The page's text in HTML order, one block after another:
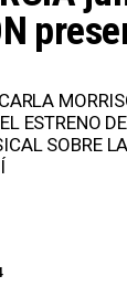
ESTRENO
SOBRE